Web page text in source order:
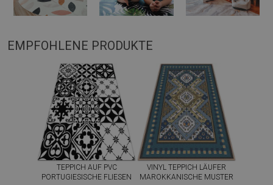
EMPFOHLENE PRODUKTE
TEPPICH AUF PVC
PORTUGIESISCHE FLIESEN
VINYL TEPPICH LÄUFER
MAROKKANISCHE MUSTER